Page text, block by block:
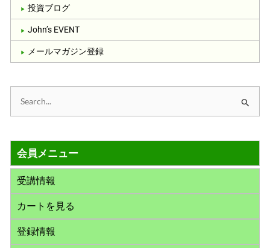
投資ブログ
John’s EVENT
メールマガジン登録
象
:
会員メニュー
受講情報
カートを見る
登録情報